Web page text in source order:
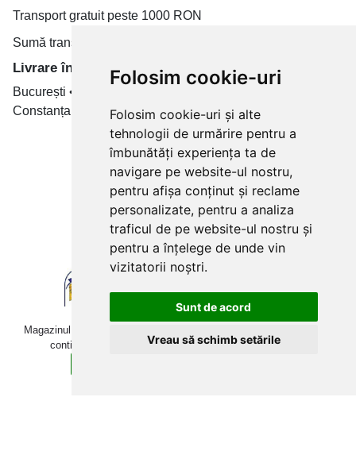
Folosim cookie-uri
Folosim cookie-uri și alte
tehnologii de urmărire pentru a
îmbunătăți experiența ta de
navigare pe website-ul nostru,
pentru afișa conținut și reclame
personalizate, pentru a analiza
traficul de pe website-ul nostru și
pentru a înțelege de unde vin
vizitatorii noștri.
Sunt de acord
Vreau să schimb setările
Magazinul online betoniera-roaba.ro folosește cookies. Navigând în
continuare, îți exprimi acordul pentru folosirea acestora.
Transport gratuit peste 1000 RON
Sumă transport de la 19.99 RON
Livrare în toate țară
București • Cluj-Napoca • Brașov • Timișoara • Iași •
Constanța • Craiova
Plăți cu card bancar prin